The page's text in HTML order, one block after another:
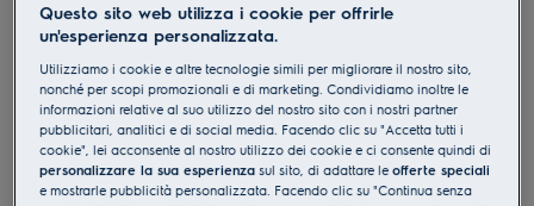
GK78FTIPO
Piani di cottura induzione ProfiLine
SensePro-termometro per alimenti
80 cm
5 (1)
Questo sito web utilizza i cookie per offrirle
un'esperienza personalizzata.
Utilizziamo i cookie e altre tecnologie simili per migliorare il nostro sito,
nonché per scopi promozionali e di marketing. Condividiamo inoltre le
informazioni relative al suo utilizzo del nostro sito con i nostri partner
pubblicitari, analitici e di social media. Facendo clic su "Accetta tutti i
cookie", lei acconsente al nostro utilizzo dei cookie e ci consente quindi di
personalizzare la sua esperienza sul sito, di adattare leofferte speciali
e mostrarle pubblicità personalizzata. Facendo clic su "Continua senza